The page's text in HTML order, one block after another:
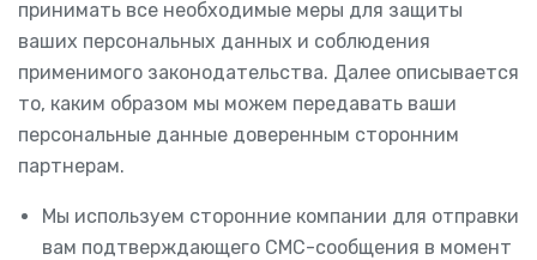
принимать все необходимые меры для защиты
ваших персональных данных и соблюдения
применимого законодательства. Далее описывается
то, каким образом мы можем передавать ваши
персональные данные доверенным сторонним
партнерам.
Мы используем сторонние компании для отправки
вам подтверждающего СМС-сообщения в момент